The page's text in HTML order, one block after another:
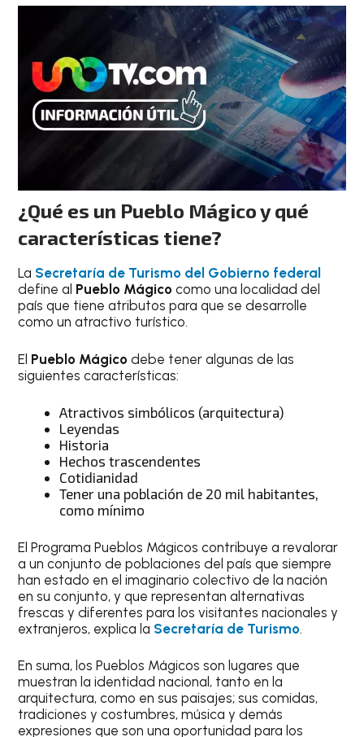
¿Qué es un Pueblo Mágico y qué
características tiene?
La Secretaría de Turismo del Gobierno federal
define al Pueblo Mágico como una localidad del
país que tiene atributos para que se desarrolle
como un atractivo turístico.
El Pueblo Mágico debe tener algunas de las
siguientes características:
Atractivos simbólicos (arquitectura)
Leyendas
Historia
Hechos trascendentes
Cotidianidad
Tener una población de 20 mil habitantes,
como mínimo
El Programa Pueblos Mágicos contribuye a revalorar
a un conjunto de poblaciones del país que siempre
han estado en el imaginario colectivo de la nación
en su conjunto, y que representan alternativas
frescas y diferentes para los visitantes nacionales y
extranjeros, explica la Secretaría de Turismo.
En suma, los Pueblos Mágicos son lugares que
muestran la identidad nacional, tanto en la
arquitectura, como en sus paisajes; sus comidas,
tradiciones y costumbres, música y demás
expresiones que son una oportunidad para los